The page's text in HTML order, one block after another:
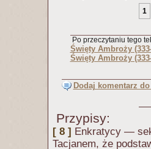
1
Po przeczytaniu tego
Święty Ambroży
Święty Ambroży
Dodaj komentarz
Przypisy:
[ 8 ] Enkratycy —
Tacjanem, że